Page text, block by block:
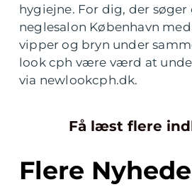
hygiejne. For dig, der søger
neglesalon København
vipper og bryn under
look cph være værd at
via newlookcph.dk.
Få læst flere
Flere